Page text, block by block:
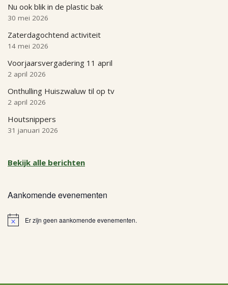
Nu ook blik in de plastic bak
30 mei 2026
Zaterdagochtend activiteit
14 mei 2026
Voorjaarsvergadering 11 april
2 april 2026
Onthulling Huiszwaluw til op tv
2 april 2026
Houtsnippers
31 januari 2026
Bekijk alle berichten
Aankomende evenementen
BerichtEr zijn geen aankomende evenementen.